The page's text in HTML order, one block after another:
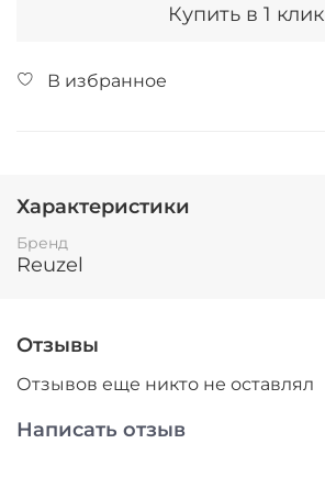
Купить в 1 клик
В избранное
Характеристики
Бренд
Reuzel
Отзывы
Отзывов еще никто не оставлял
Написать отзыв